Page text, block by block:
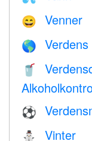
😄 Venner
🌎
🥤
⚽
⛄ Vinter